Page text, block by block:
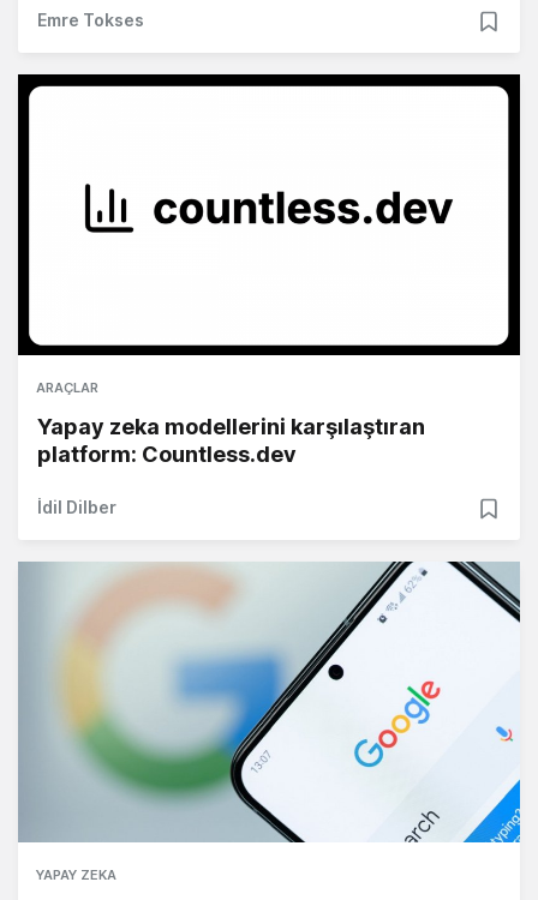
Emre Tokses
ARAÇLAR
Yapay zeka modellerini karşılaştıran
platform: Countless.dev
İdil Dilber
YAPAY ZEKA